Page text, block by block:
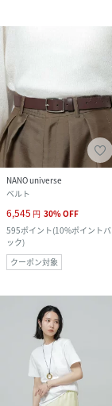
NANO universe
ベルト
6,545 円 30%OFF
595ポイント(10%ポイントバ
ック)
クーポン対象